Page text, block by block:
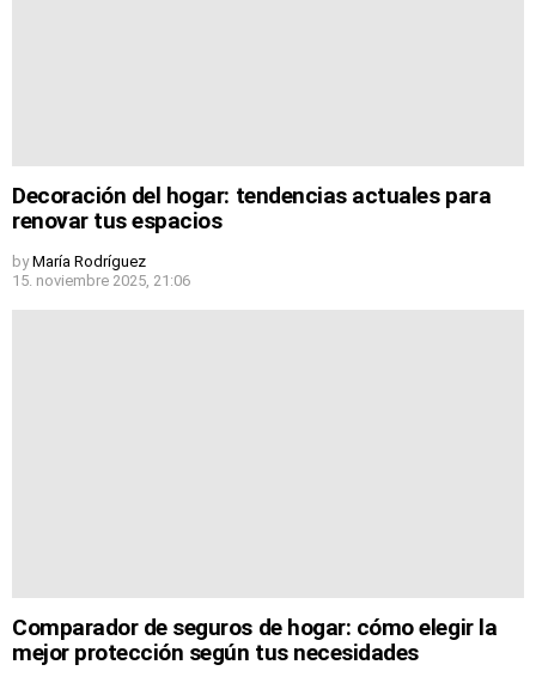
Decoración del hogar: tendencias actuales para
renovar tus espacios
by María Rodríguez
15. noviembre 2025, 21:06
Comparador de seguros de hogar: cómo elegir la
mejor protección según tus necesidades